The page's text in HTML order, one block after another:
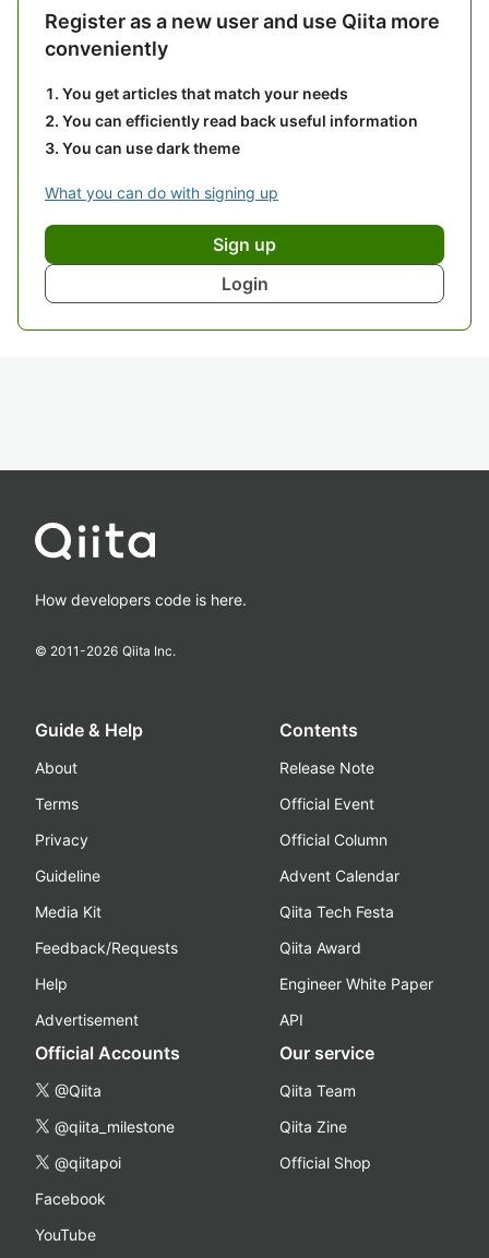
Register as a new user and use Qiita more
conveniently
You get articles that match your needs
You can efficiently read back useful information
You can use dark theme
What you can do with signing up
Sign up
Login
How developers code is here.
© 2011-2026 Qiita Inc.
Guide & Help
About
Terms
Privacy
Guideline
Media Kit
Feedback/Requests
Help
Advertisement
Contents
Release Note
Official Event
Official Column
Advent Calendar
Qiita Tech Festa
Qiita Award
Engineer White Paper
API
Official Accounts
@Qiita
@qiita_milestone
@qiitapoi
Facebook
YouTube
Our service
Qiita Team
Qiita Zine
Official Shop